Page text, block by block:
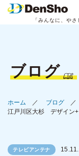
「みんなに、やさ
ブログ
ホーム ブログ
江戸川区大杉 デザイン+
テレビアンテナ